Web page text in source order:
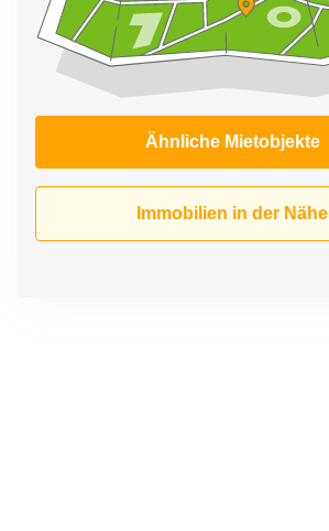
Ähnliche Mietobjekte
Immobilien in der Nähe